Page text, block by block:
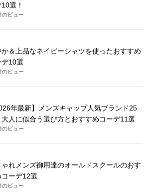
選！
のビュー
か＆上品なネイビーシャツを使ったおすすめ
デ10選
のビュー
年最新】メンズキャップ人気ブランド25
大人に似合う選び方とおすすめコーデ11選
のビュー
ゃれメンズ御用達のオールドスクールのおす
ーデ12選
のビュー